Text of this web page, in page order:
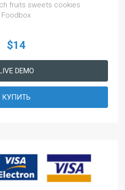
fruits sweets cookies
$14
DEMO
КУПИТЬ